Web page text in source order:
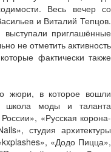
Весь вечер со
и Виталий Тепцов.
приглашённые
не отметить активность
фактически также
жюри, в которое вошли
школа моды и таланта
«Русская корона-
студия архитектуры
«Додо Пицца»,